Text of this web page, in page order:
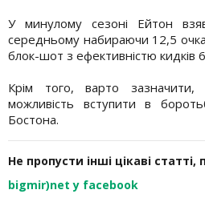
У минулому сезоні Ейтон
середньому набираючи 12,5
блок-шот з ефективністю кидків
Крім того, варто
можливість вступити в
Бостона.
Не пропусти інші цікаві
bigmir)net у facebook